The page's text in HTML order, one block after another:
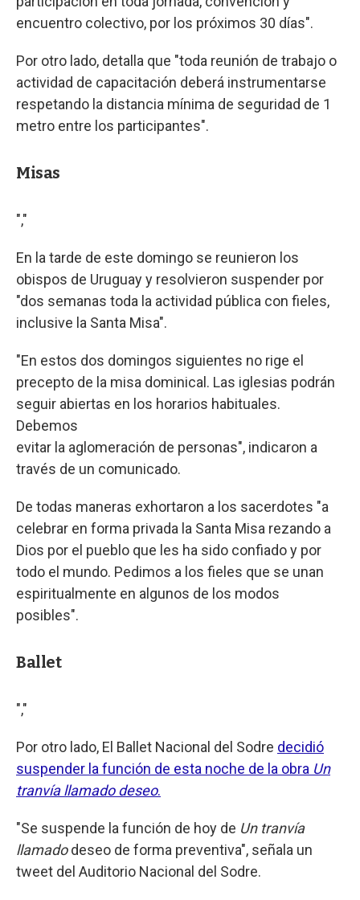
encuentro colectivo, por los próximos 30 días".
Por otro lado, detalla que "toda reunión de trabajo o
actividad de capacitación deberá instrumentarse
respetando la distancia mínima de seguridad de 1
metro entre los participantes".
Misas
","
En la tarde de este domingo se reunieron los
obispos de Uruguay y resolvieron suspender por
"dos semanas toda la actividad pública con fieles,
inclusive la Santa Misa".
"En estos dos domingos siguientes no rige el
precepto de la misa dominical. Las iglesias podrán
seguir abiertas en los horarios habituales.
Debemos
evitar la aglomeración de personas", indicaron a
través de un comunicado.
De todas maneras exhortaron a los sacerdotes "a
celebrar en forma privada la Santa Misa rezando a
Dios por el pueblo que les ha sido confiado y por
todo el mundo. Pedimos a los fieles que se unan
espiritualmente en algunos de los modos
posibles".
Ballet
","
Por otro lado, El Ballet Nacional del Sodre decidió
suspender la función de esta noche de la obra Un
tranvía llamado deseo.
"Se suspende la función de hoy de Un tranvía
llamadodeseo de forma preventiva", señala un
tweet del Auditorio Nacional del Sodre.